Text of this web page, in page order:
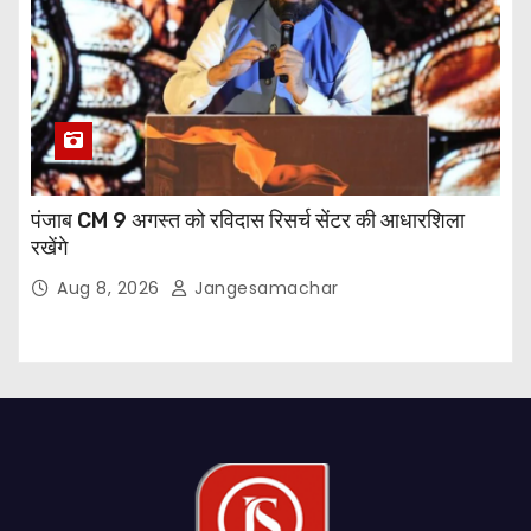
पंजाब CM 9 अगस्त को रविदास रिसर्च सेंटर की आधारशिला
रखेंगे
Aug 8, 2026 Jangesamachar